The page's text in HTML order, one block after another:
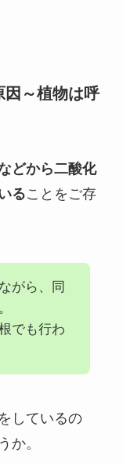
因～植物は呼
どから二酸化
ることをご存
がら、同
でも行わ
しているの
か。